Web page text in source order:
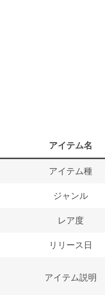
アイテム名
アイテム種
ジャンル
レア度
リリース日
アイテム説明